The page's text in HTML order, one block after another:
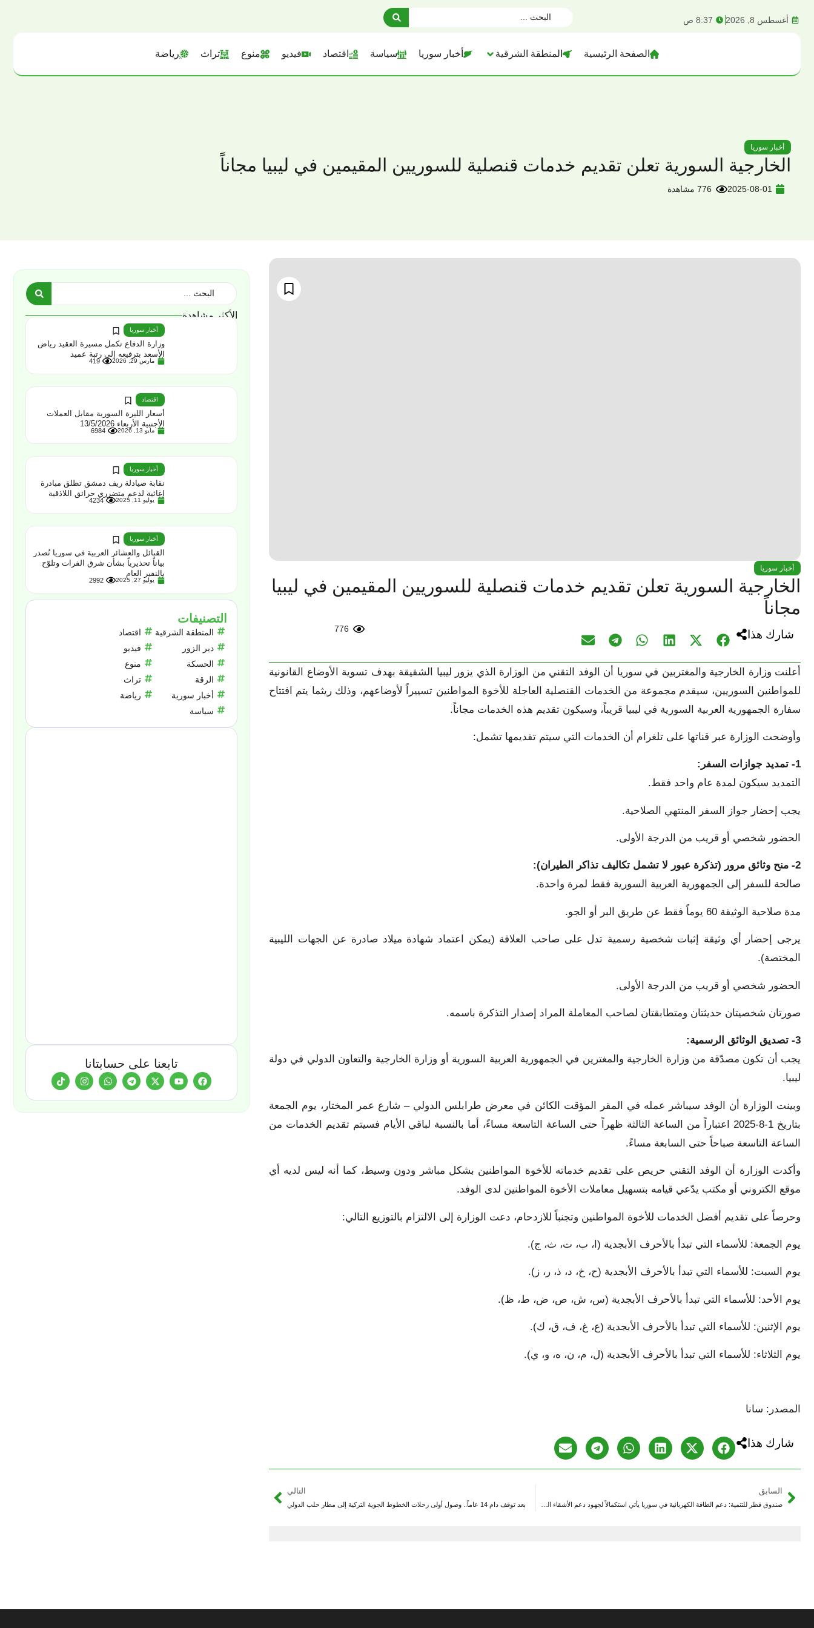
أغسطس 8, 2026 8:37 ص
الصفحة الرئيسية المنطقة الشرقية أخبار سوريا سياسة اقتصاد فيديو منوع تراث رياضة
أخبار سوريا
الخارجية السورية تعلن تقديم خدمات قنصلية للسوريين المقيمين في ليبيا مجاناً
2025-08-01 776 مشاهدة
أخبار سوريا
الخارجية السورية تعلن تقديم خدمات قنصلية للسوريين المقيمين في ليبيا
مجاناً
شارك هذا 776
أعلنت وزارة الخارجية والمغتربين في سوريا أن الوفد التقني من الوزارة الذي يزور ليبيا الشقيقة بهدف تسوية الأوضاع القانونية
للمواطنين السوريين، سيقدم مجموعة من الخدمات القنصلية العاجلة للأخوة المواطنين تسييراً لأوضاعهم، وذلك ريثما يتم افتتاح
سفارة الجمهورية العربية السورية في ليبيا قريباً، وسيكون تقديم هذه الخدمات مجاناً.
وأوضحت الوزارة عبر قناتها على تلغرام أن الخدمات التي سيتم تقديمها تشمل:
1- تمديد جوازات السفر:
التمديد سيكون لمدة عام واحد فقط.
يجب إحضار جواز السفر المنتهي الصلاحية.
الحضور شخصي أو قريب من الدرجة الأولى.
2- منح وثائق مرور (تذكرة عبور لا تشمل تكاليف تذاكر الطيران):
صالحة للسفر إلى الجمهورية العربية السورية فقط لمرة واحدة.
مدة صلاحية الوثيقة 60 يوماً فقط عن طريق البر أو الجو.
يرجى إحضار أي وثيقة إثبات شخصية رسمية تدل على صاحب العلاقة (يمكن اعتماد شهادة ميلاد صادرة عن الجهات الليبية
المختصة).
الحضور شخصي أو قريب من الدرجة الأولى.
صورتان شخصيتان حديثتان ومتطابقتان لصاحب المعاملة المراد إصدار التذكرة باسمه.
3- تصديق الوثائق الرسمية:
يجب أن تكون مصدّقة من وزارة الخارجية والمغترين في الجمهورية العربية السورية أو وزارة الخارجية والتعاون الدولي في دولة
ليبيا.
وبينت الوزارة أن الوفد سيباشر عمله في المقر المؤقت الكائن في معرض طرابلس الدولي – شارع عمر المختار، يوم الجمعة
بتاريخ 1-8-2025 اعتباراً من الساعة الثالثة ظهراً حتى الساعة التاسعة مساءً، أما بالنسبة لباقي الأيام فسيتم تقديم الخدمات من
الساعة التاسعة صباحاً حتى السابعة مساءً.
وأكدت الوزارة أن الوفد التقني حريص على تقديم خدماته للأخوة المواطنين بشكل مباشر ودون وسيط، كما أنه ليس لديه أي
موقع الكتروني أو مكتب يدّعي قيامه بتسهيل معاملات الأخوة المواطنين لدى الوفد.
وحرصاً على تقديم أفضل الخدمات للأخوة المواطنين وتجنباً للازدحام، دعت الوزارة إلى الالتزام بالتوزيع التالي:
يوم الجمعة: للأسماء التي تبدأ بالأحرف الأبجدية (ا، ب، ت، ث، ج).
يوم السبت: للأسماء التي تبدأ بالأحرف الأبجدية (ح، خ، د، ذ، ر، ز).
يوم الأحد: للأسماء التي تبدأ بالأحرف الأبجدية (س، ش، ص، ض، ط، ظ).
يوم الإثنين: للأسماء التي تبدأ بالأحرف الأبجدية (ع، غ، ف، ق، ك).
يوم الثلاثاء: للأسماء التي تبدأ بالأحرف الأبجدية (ل، م، ن، ه، و، ي).
المصدر: سانا
شارك هذا
السابق التالي
بعد توقف دام 14 عاماً.. وصول أولى رحلات الخطوط الجوية التركية إلى مطار حلب الدولي
الأكثر مشاهدة
أخبار سوريا
وزارة الدفاع تكمل مسيرة العقيد رياض
الأسعد بترفيعه إلى رتبة عميد
مارس 29, 2026 419
اقتصاد
أسعار الليرة السورية مقابل العملات
الأجنبية الأربعاء 13/5/2026
مايو 13, 2026 6984
أخبار سوريا
نقابة صيادلة ريف دمشق تطلق مبادرة
إغاثية لدعم متضرري حرائق اللاذقية
يوليو 11, 2025 4234
أخبار سوريا
القبائل والعشائر العربية في سوريا تُصدر
بياناً تحذيرياً بشأن شرق الفرات وتلوّح
بالنفير العام
يوليو 27, 2025 2992
التصنيفات
المنطقة الشرقية
دير الزور
الحسكة
الرقة
أخبار سورية
سياسة
اقتصاد
فيديو
منوع
تراث
رياضة
تابعنا على حسابتانا